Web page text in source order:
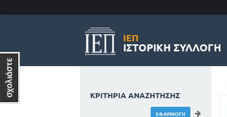
ΙΕΠ
ΙΣΤΟΡΙΚΉ ΣΥΛΛΟΓΉ
ΚΡΙΤΉΡΙΑ ΑΝΑΖΉΤΗΣΗΣ